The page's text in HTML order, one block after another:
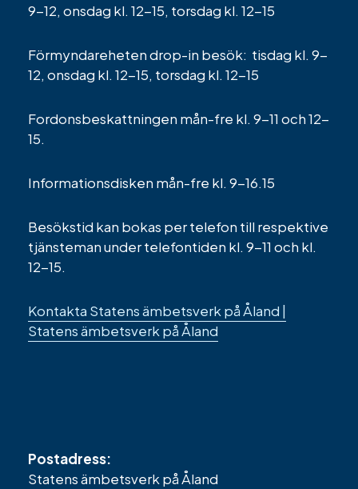
9-12, onsdag kl. 12-15, torsdag kl. 12-15
Förmyndareheten drop-in besök: tisdag kl. 9-
12, onsdag kl. 12-15, torsdag kl. 12-15
Fordonsbeskattningen mån-fre kl. 9-11 och 12-
15.
Informationsdisken mån-fre kl. 9-16.15
Besökstid kan bokas per telefon till respektive
tjänsteman under telefontiden kl. 9-11 och kl.
12-15.
Kontakta Statens ämbetsverk på Åland |
Statens ämbetsverk på Åland
Postadress:
Statens ämbetsverk på Åland